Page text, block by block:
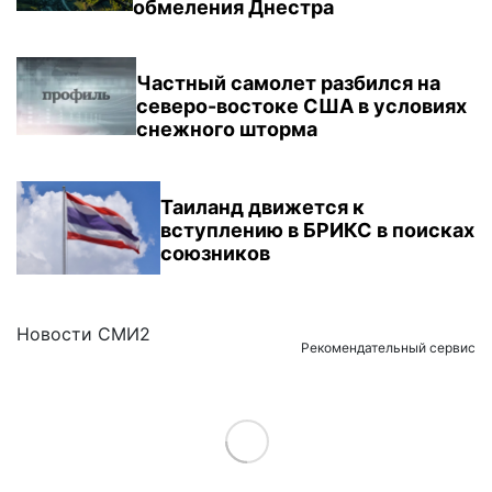
обмеления Днестра
Частный самолет разбился на
северо-востоке США в условиях
снежного шторма
Таиланд движется к
вступлению в БРИКС в поисках
союзников
Новости СМИ2
Рекомендательный сервис
Load More